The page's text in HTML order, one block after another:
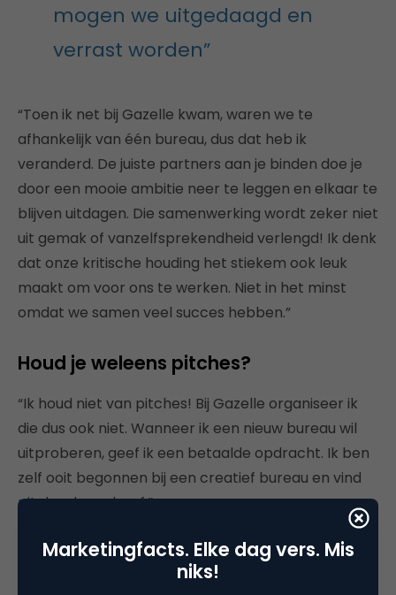
mogen we uitgedaagd en
verrast worden”
“Toen ik net bij Gazelle kwam, waren we te
afhankelijk van één bureau, dus dat heb ik
veranderd. De juiste partners aan je binden doe je
door een mooie ambitie neer te leggen en elkaar te
blijven uitdagen. Die samenwerking wordt zeker niet
uit gemak of vanzelfsprekendheid verlengd! Ik denk
dat onze kritische houding het stiekem ook leuk
maakt om voor ons te werken. Niet in het minst
omdat we samen veel succes hebben.”
Houd je weleens pitches?
“Ik houd niet van pitches! Bij Gazelle organiseer ik
die dus ook niet. Wanneer ik een nieuw bureau wil
uitproberen, geef ik een betaalde opdracht. Ik ben
zelf ooit begonnen bij een creatief bureau en vind
pitches broodroof.”
Heb je een advies voor marketeers die
op zoek zijn naar partnerships met
Marketingfacts. Elke dag vers. Mis
niks!